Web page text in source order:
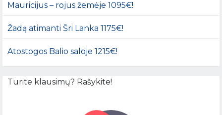
Mauricijus – rojus žemėje 1095€!
Žadą atimanti Šri Lanka 1175€!
Atostogos Balio saloje 1215€!
Turite klausimų? Rašykite!